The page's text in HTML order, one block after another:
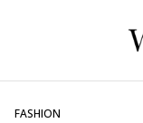
FASHION